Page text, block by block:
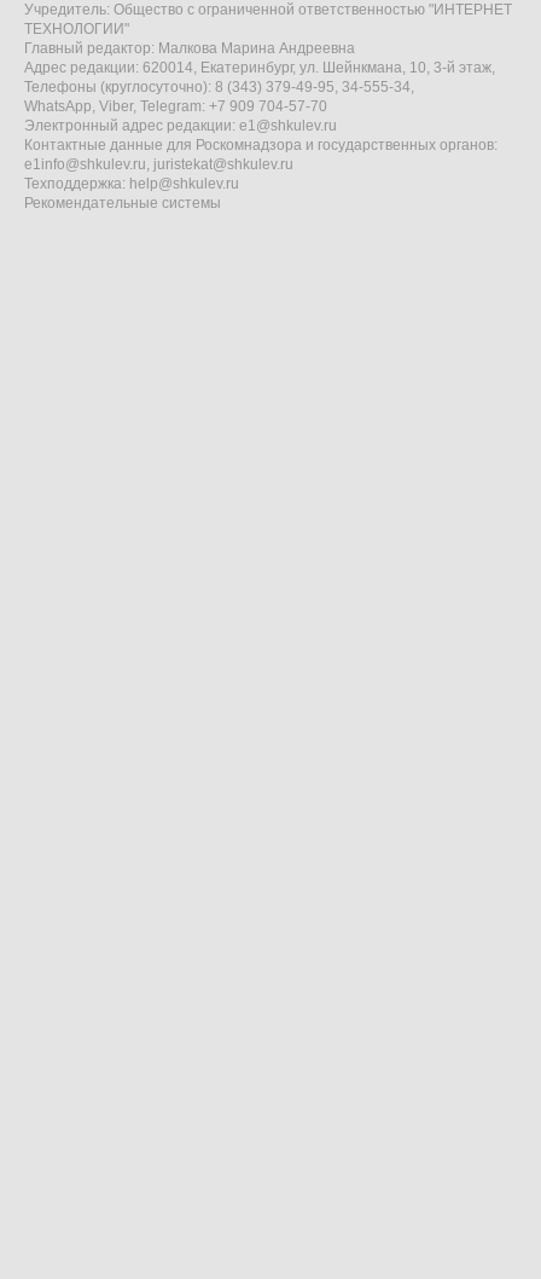
Учредитель: Общество с ограниченной ответственностью "ИНТЕРНЕТ
ТЕХНОЛОГИИ"
Главный редактор: Малкова Марина Андреевна
Адрес редакции: 620014, Екатеринбург, ул. Шейнкмана, 10, 3-й этаж,
Телефоны (круглосуточно): 8 (343) 379-49-95, 34-555-34,
WhatsApp, Viber, Telegram: +7 909 704-57-70
Электронный адрес редакции: e1@shkulev.ru
Контактные данные для Роскомнадзора и государственных органов:
e1info@shkulev.ru, juristekat@shkulev.ru
Техподдержка: help@shkulev.ru
Рекомендательные системы